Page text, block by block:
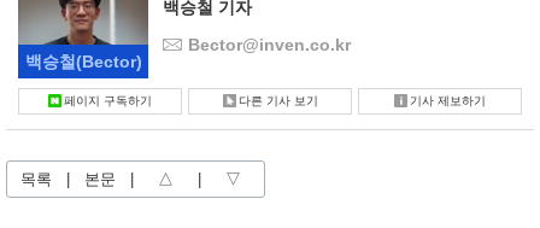
백승철(Bector)
백승철 기자
Bector@inven.co.kr
페이지 구독하기 다른 기사 보기 기사 제보하기
목록 본문 △ ▽